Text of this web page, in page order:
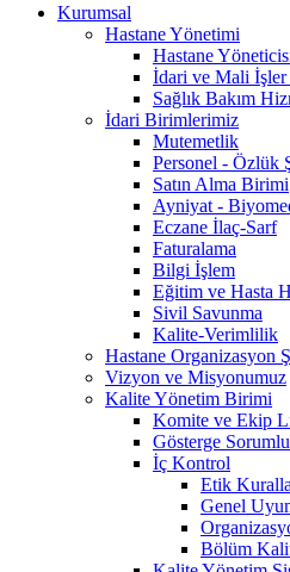
Kurumsal
Hastane Yönetimi
Hastane
İdari ve Mali
Sağlık Bakım
İdari Birimlerimiz
Mutemetlik
Personel - Özlük
Satın Alma Birimi
Ayniyat -
Eczane İlaç-Sarf
Faturalama
Bilgi İşlem
Eğitim ve Hasta
Sivil Savunma
Kalite-Verimlilik
Hastane Organizasyon
Vizyon ve Misyonumuz
Kalite Yönetim Birimi
Komite ve Ekip
Gösterge
İç Kontrol
Etik
Genel
Bölüm